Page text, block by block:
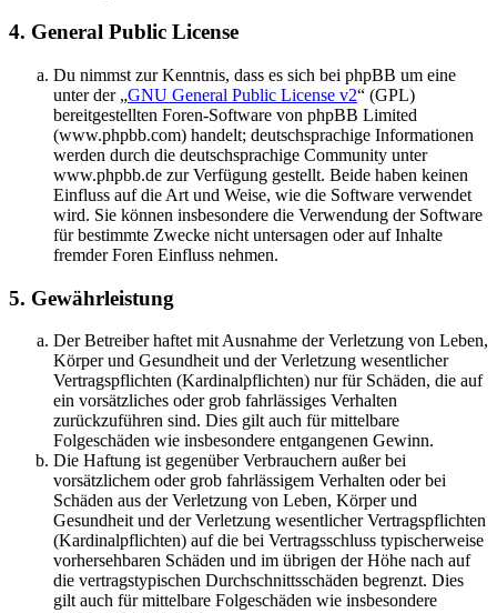
4. General Public License
Du nimmst zur Kenntnis, dass es sich bei phpBB um eine
unter der „GNU General Public License v2“ (GPL)
bereitgestellten Foren-Software von phpBB Limited
(www.phpbb.com) handelt; deutschsprachige Informationen
werden durch die deutschsprachige Community unter
www.phpbb.de zur Verfügung gestellt. Beide haben keinen
Einfluss auf die Art und Weise, wie die Software verwendet
wird. Sie können insbesondere die Verwendung der Software
für bestimmte Zwecke nicht untersagen oder auf Inhalte
fremder Foren Einfluss nehmen.
5. Gewährleistung
Der Betreiber haftet mit Ausnahme der Verletzung von Leben,
Körper und Gesundheit und der Verletzung wesentlicher
Vertragspflichten (Kardinalpflichten) nur für Schäden, die auf
ein vorsätzliches oder grob fahrlässiges Verhalten
zurückzuführen sind. Dies gilt auch für mittelbare
Folgeschäden wie insbesondere entgangenen Gewinn.
Die Haftung ist gegenüber Verbrauchern außer bei
vorsätzlichem oder grob fahrlässigem Verhalten oder bei
Schäden aus der Verletzung von Leben, Körper und
Gesundheit und der Verletzung wesentlicher Vertragspflichten
(Kardinalpflichten) auf die bei Vertragsschluss typischerweise
vorhersehbaren Schäden und im übrigen der Höhe nach auf
die vertragstypischen Durchschnittsschäden begrenzt. Dies
gilt auch für mittelbare Folgeschäden wie insbesondere